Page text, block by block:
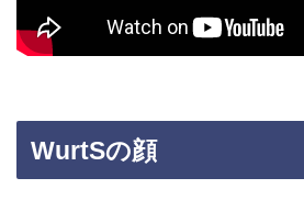
WurtSの顔